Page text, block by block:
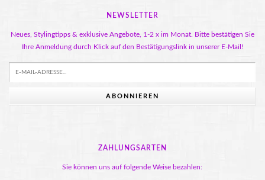
NEWSLETTER
Neues, Stylingtipps & exklusive Angebote, 1-2 x im Monat. Bitte bestätigen Sie
Ihre Anmeldung durch Klick auf den Bestätigungslink in unserer E-Mail!
ABONNIEREN
ZAHLUNGSARTEN
Sie können uns auf folgende Weise bezahlen: